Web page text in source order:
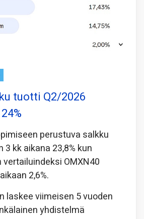
tuotti Q2/2026
perustuva salkku
kk aikana 23,8% kun
OMXN40
2,6%.
laskee viimeisen 5 vuoden
yhdistelmä